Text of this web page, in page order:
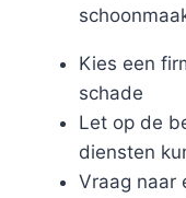
Kies een
schade
Let op de
diensten
Vraag naar